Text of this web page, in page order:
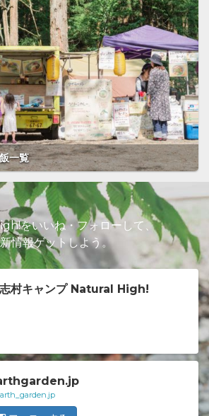
一覧
をいいね・フォローして、
情報ゲットしよう。
村キャンプ Natural High!